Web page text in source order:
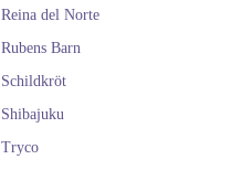
Reina del Norte
Rubens Barn
Schildkröt
Shibajuku
Tryco